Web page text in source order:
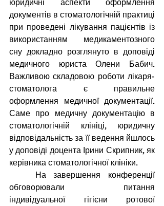
юридичні аспекти оформлення
документів в стоматологічній практиці
при проведені лікування пацієнтів із
використанням медикаментозного
сну докладно розглянуто в доповіді
медичного юриста Олени Бабич.
Важливою складовою роботи лікаря-
стоматолога є правильне
оформлення медичної документації.
Саме про медичну документацію в
стоматологічній клініці, юридичну
відповідальність за її ведення йшлось
у доповіді доцента Ірини Скрипник, як
керівника стоматологічної клініки.
На завершення конференції
обговорювали питання
індивідуальної гігієни ротової